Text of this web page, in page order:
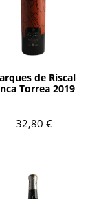
de Riscal
Torrea 2019
32,80 €
AÑADIR